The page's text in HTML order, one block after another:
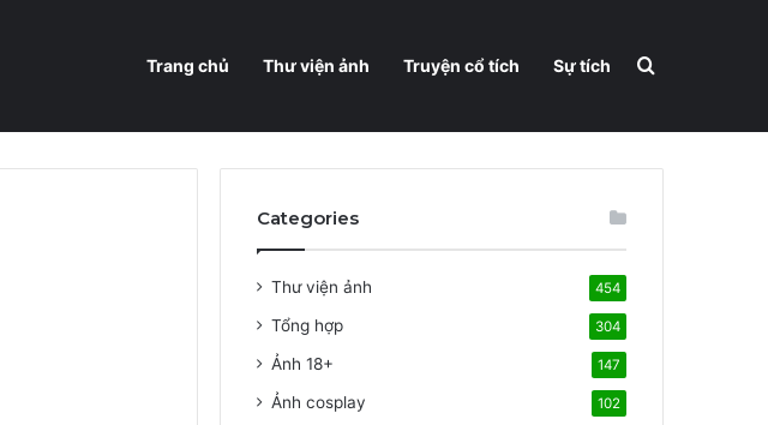
Trang chủ Thư viện ảnh Truyện cổ tích Sự tích Search for
Categories
Thư viện ảnh 454
Tổng hợp 304
Ảnh 18+ 147
Ảnh cosplay 102